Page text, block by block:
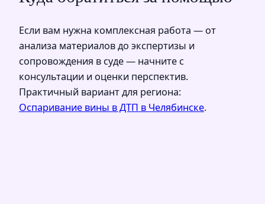
Если вам нужна комплексная работа — от
анализа материалов до экспертизы и
сопровождения в суде — начните с
консультации и оценки перспектив.
Практичный вариант для региона:
Оспаривание вины в ДТП в Челябинске.